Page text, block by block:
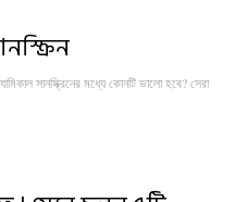
সানস্ক্রিনের মধ্যে কোনটি ভালো হবে? সেরা